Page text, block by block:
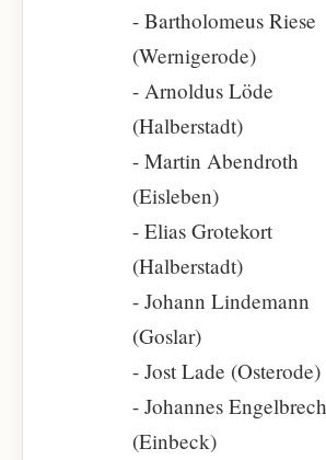
- Bartholomeus Riese
(Wernigerode)
- Arnoldus Löde
(Halberstadt)
- Martin Abendroth
(Eisleben)
- Elias Grotekort
(Halberstadt)
- Johann Lindemann
(Goslar)
- Jost Lade (Osterode)
- Johannes
(Einbeck)